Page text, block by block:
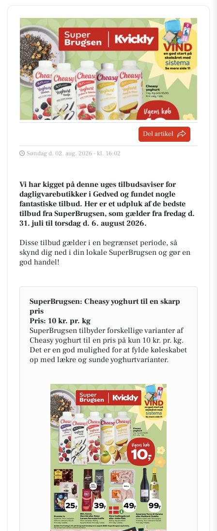
Del artikel
Søndag d. 02. aug. 2026 - kl. 16:02
Vi har kigget på denne uges tilbudsaviser for
dagligvarebutikker i Gedved og fundet nogle
fantastiske tilbud. Her er et udpluk af de bedste
tilbud fra SuperBrugsen, som gælder fra fredag d.
31. juli til torsdag d. 6. august 2026.
Disse tilbud gælder i en begrænset periode, så
skynd dig ned i din lokale SuperBrugsen og gør en
god handel!
SuperBrugsen: Cheasy yoghurt til en skarp
pris
Pris: 10 kr. pr. kg
SuperBrugsen tilbyder forskellige varianter af
Cheasy yoghurt til en pris på kun 10 kr. pr. kg.
Det er en god mulighed for at fylde køleskabet
op med lækre og sunde yoghurtvarianter.